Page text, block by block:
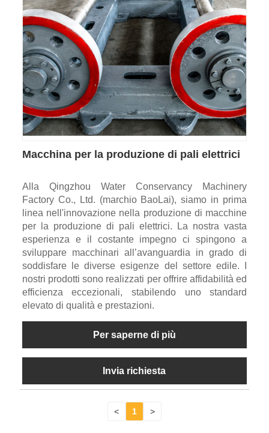
Macchina per la produzione di pali elettrici
Alla Qingzhou Water Conservancy Machinery
Factory Co., Ltd. (marchio BaoLai), siamo in prima
linea nell'innovazione nella produzione di macchine
per la produzione di pali elettrici. La nostra vasta
esperienza e il costante impegno ci spingono a
sviluppare macchinari all’avanguardia in grado di
soddisfare le diverse esigenze del settore edile. I
nostri prodotti sono realizzati per offrire affidabilità ed
efficienza eccezionali, stabilendo uno standard
elevato di qualità e prestazioni.
Per saperne di più
Invia richiesta
< 1 >